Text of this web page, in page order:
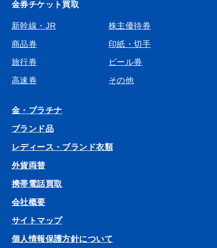
金券チケット買取
新幹線・JR
株主優待券
商品券
印紙・切手
旅行券
ビール券
高速券
その他
金・プラチナ
ブランド品
レディース・ブランド衣類
外貨両替
携帯電話買取
会社概要
サイトマップ
個人情報保護方針について